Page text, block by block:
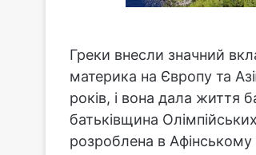
Греки внесли значний
материка на Європу та
років, і вона дала життя
батьківщина
розроблена в Афінському